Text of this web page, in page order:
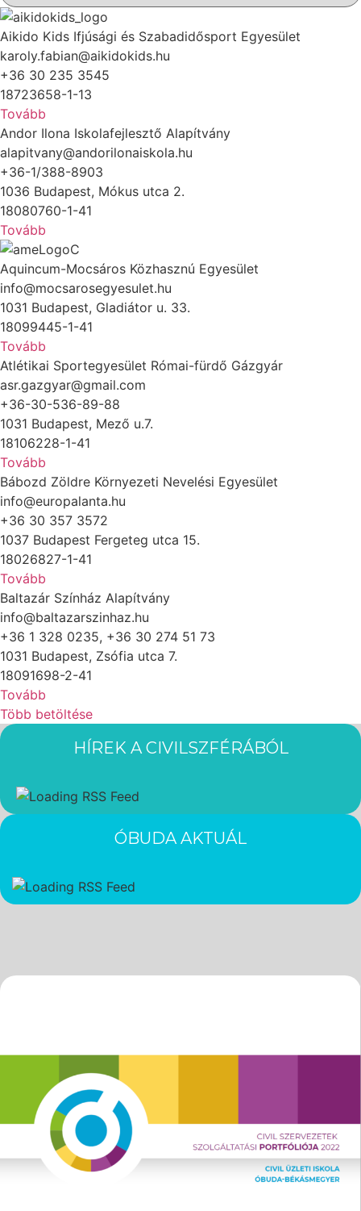
Aikido Kids Ifjúsági és Szabadidősport Egyesület
karoly.fabian@aikidokids.hu
+36 30 235 3545
18723658-1-13
Tovább
Andor Ilona Iskolafejlesztő Alapítvány
alapitvany@andorilonaiskola.hu
+36-1/388-8903
1036 Budapest, Mókus utca 2.
18080760-1-41
Tovább
Aquincum-Mocsáros Közhasznú Egyesület
info@mocsarosegyesulet.hu
1031 Budapest, Gladiátor u. 33.
18099445-1-41
Tovább
Atlétikai Sportegyesület Római-fürdő Gázgyár
asr.gazgyar@gmail.com
+36-30-536-89-88
1031 Budapest, Mező u.7.
18106228-1-41
Tovább
Bábozd Zöldre Környezeti Nevelési Egyesület
info@europalanta.hu
+36 30 357 3572
1037 Budapest Fergeteg utca 15.
18026827-1-41
Tovább
Baltazár Színház Alapítvány
info@baltazarszinhaz.hu
+36 1 328 0235, +36 30 274 51 73
1031 Budapest, Zsófia utca 7.
18091698-2-41
Tovább
Több betöltése
HÍREK A CIVILSZFÉRÁBÓL
ÓBUDA AKTUÁL